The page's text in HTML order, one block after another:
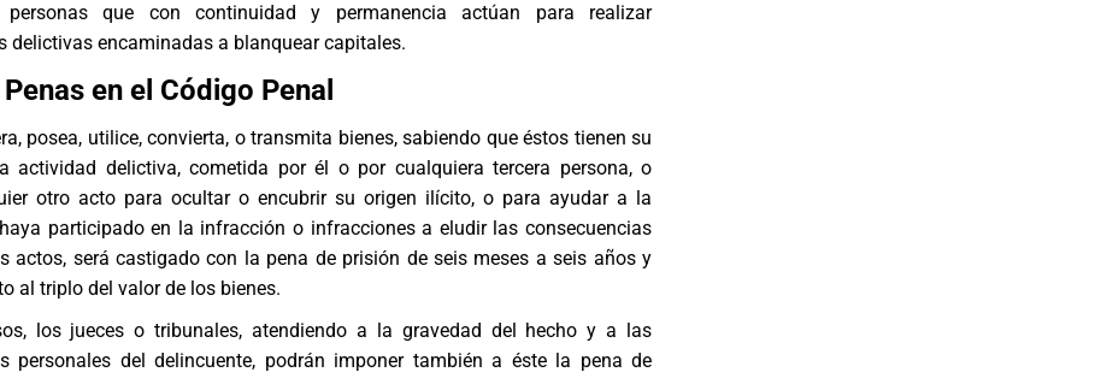
que con continuidad y permanencia actúan para realizar
delictivas encaminadas a blanquear capitales.
en el Código Penal
posea, utilice, convierta, o transmita bienes, sabiendo que éstos tienen su
actividad delictiva, cometida por él o por cualquiera tercera persona, o
otro acto para ocultar o encubrir su origen ilícito, o para ayudar a la
participado en la infracción o infracciones a eludir las consecuencias
actos, será castigado con la pena de prisión de seis meses a seis años y
al triplo del valor de los bienes.
los jueces o tribunales, atendiendo a la gravedad del hecho y a las
personales del delincuente, podrán imponer también a éste la pena de